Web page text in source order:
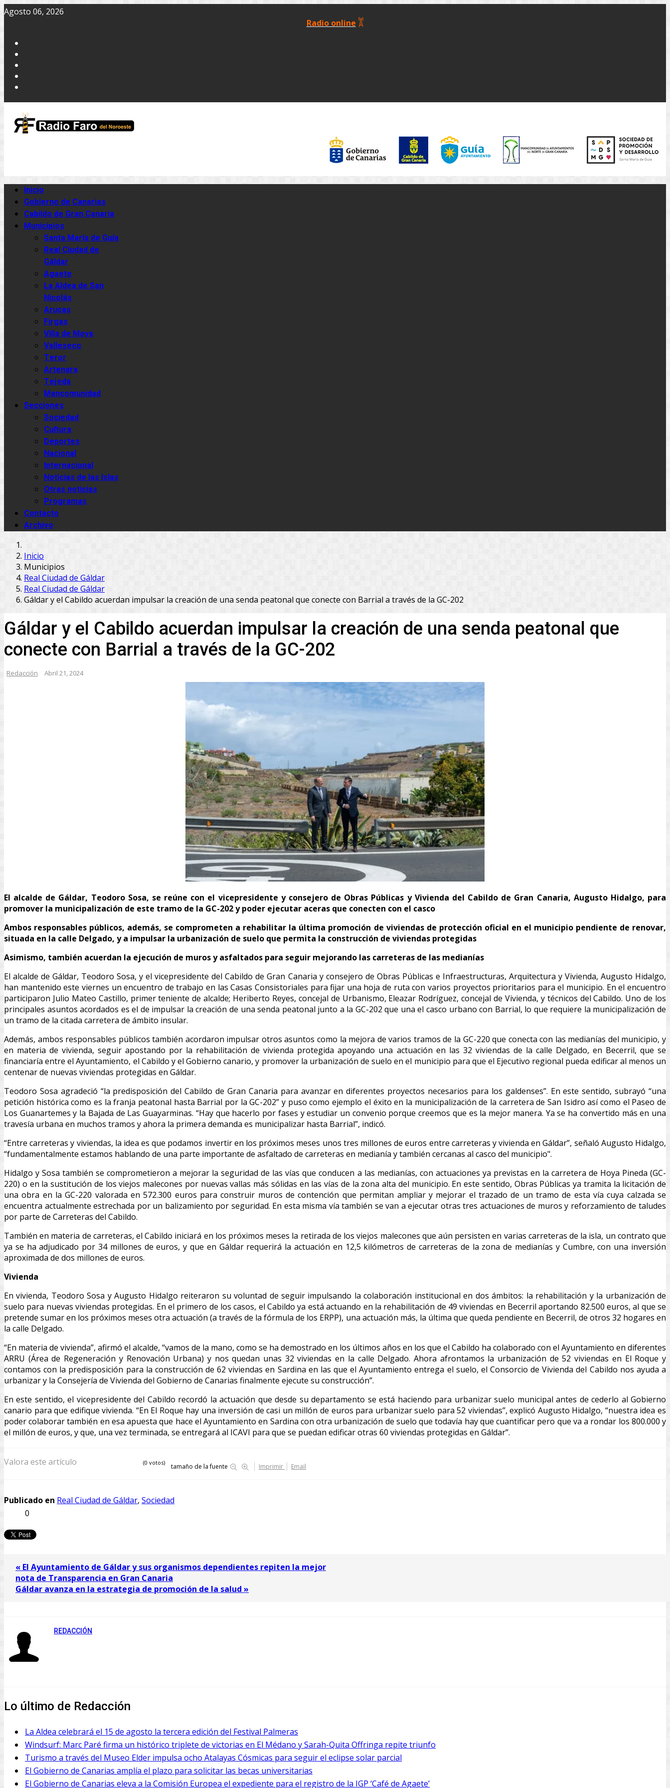
Agosto 06, 2026
Radio online
Inicio
Gobierno de Canarias
Cabildo de Gran Canaria
Municipios
Santa María de Guía
Real Ciudad de
Gáldar
Agaete
La Aldea de San
Nicolás
Arucas
Firgas
Villa de Moya
Valleseco
Teror
Artenara
Tejeda
Mancomunidad
Secciones
Sociedad
Cultura
Deportes
Nacional
Internacional
Noticias de las Islas
Otras noticias
Programas
Contacto
Archivo
Inicio
Municipios
Real Ciudad de Gáldar
Real Ciudad de Gáldar
Gáldar y el Cabildo acuerdan impulsar la creación de una senda peatonal que conecte con Barrial a través de la GC-202
Gáldar y el Cabildo acuerdan impulsar la creación de una senda peatonal que
conecte con Barrial a través de la GC-202
Redacción Abril 21, 2024
El alcalde de Gáldar, Teodoro Sosa, se reúne con el vicepresidente y consejero de Obras Públicas y Vivienda del Cabildo de Gran Canaria, Augusto Hidalgo, para
promover la municipalización de este tramo de la GC-202 y poder ejecutar aceras que conecten con el casco
Ambos responsables públicos, además, se comprometen a rehabilitar la última promoción de viviendas de protección oficial en el municipio pendiente de renovar,
situada en la calle Delgado, y a impulsar la urbanización de suelo que permita la construcción de viviendas protegidas
Asimismo, también acuerdan la ejecución de muros y asfaltados para seguir mejorando las carreteras de las medianías
El alcalde de Gáldar, Teodoro Sosa, y el vicepresidente del Cabildo de Gran Canaria y consejero de Obras Públicas e Infraestructuras, Arquitectura y Vivienda, Augusto Hidalgo,
han mantenido este viernes un encuentro de trabajo en las Casas Consistoriales para fijar una hoja de ruta con varios proyectos prioritarios para el municipio. En el encuentro
participaron Julio Mateo Castillo, primer teniente de alcalde; Heriberto Reyes, concejal de Urbanismo, Eleazar Rodríguez, concejal de Vivienda, y técnicos del Cabildo. Uno de los
principales asuntos acordados es el de impulsar la creación de una senda peatonal junto a la GC-202 que una el casco urbano con Barrial, lo que requiere la municipalización de
un tramo de la citada carretera de ámbito insular.
Además, ambos responsables públicos también acordaron impulsar otros asuntos como la mejora de varios tramos de la GC-220 que conecta con las medianías del municipio, y
en materia de vivienda, seguir apostando por la rehabilitación de vivienda protegida apoyando una actuación en las 32 viviendas de la calle Delgado, en Becerril, que se
financiaría entre el Ayuntamiento, el Cabildo y el Gobierno canario, y promover la urbanización de suelo en el municipio para que el Ejecutivo regional pueda edificar al menos un
centenar de nuevas viviendas protegidas en Gáldar.
Teodoro Sosa agradeció “la predisposición del Cabildo de Gran Canaria para avanzar en diferentes proyectos necesarios para los galdenses”. En este sentido, subrayó “una
petición histórica como es la franja peatonal hasta Barrial por la GC-202” y puso como ejemplo el éxito en la municipalización de la carretera de San Isidro así como el Paseo de
Los Guanartemes y la Bajada de Las Guayarminas. “Hay que hacerlo por fases y estudiar un convenio porque creemos que es la mejor manera. Ya se ha convertido más en una
travesía urbana en muchos tramos y ahora la primera demanda es municipalizar hasta Barrial”, indicó.
“Entre carreteras y viviendas, la idea es que podamos invertir en los próximos meses unos tres millones de euros entre carreteras y vivienda en Gáldar”, señaló Augusto Hidalgo,
“fundamentalmente estamos hablando de una parte importante de asfaltado de carreteras en medianía y también cercanas al casco del municipio".
Hidalgo y Sosa también se comprometieron a mejorar la seguridad de las vías que conducen a las medianías, con actuaciones ya previstas en la carretera de Hoya Pineda (GC-
220) o en la sustitución de los viejos malecones por nuevas vallas más sólidas en las vías de la zona alta del municipio. En este sentido, Obras Públicas ya tramita la licitación de
una obra en la GC-220 valorada en 572.300 euros para construir muros de contención que permitan ampliar y mejorar el trazado de un tramo de esta vía cuya calzada se
encuentra actualmente estrechada por un balizamiento por seguridad. En esta misma vía también se van a ejecutar otras tres actuaciones de muros y reforzamiento de taludes
por parte de Carreteras del Cabildo.
También en materia de carreteras, el Cabildo iniciará en los próximos meses la retirada de los viejos malecones que aún persisten en varias carreteras de la isla, un contrato que
ya se ha adjudicado por 34 millones de euros, y que en Gáldar requerirá la actuación en 12,5 kilómetros de carreteras de la zona de medianías y Cumbre, con una inversión
aproximada de dos millones de euros.
Vivienda
En vivienda, Teodoro Sosa y Augusto Hidalgo reiteraron su voluntad de seguir impulsando la colaboración institucional en dos ámbitos: la rehabilitación y la urbanización de
suelo para nuevas viviendas protegidas. En el primero de los casos, el Cabildo ya está actuando en la rehabilitación de 49 viviendas en Becerril aportando 82.500 euros, al que se
pretende sumar en los próximos meses otra actuación (a través de la fórmula de los ERPP), una actuación más, la última que queda pendiente en Becerril, de otros 32 hogares en
la calle Delgado.
“En materia de vivienda”, afirmó el alcalde, “vamos de la mano, como se ha demostrado en los últimos años en los que el Cabildo ha colaborado con el Ayuntamiento en diferentes
ARRU (Área de Regeneración y Renovación Urbana) y nos quedan unas 32 viviendas en la calle Delgado. Ahora afrontamos la urbanización de 52 viviendas en El Roque y
contamos con la predisposición para la construcción de 62 viviendas en Sardina en las que el Ayuntamiento entrega el suelo, el Consorcio de Vivienda del Cabildo nos ayuda a
urbanizar y la Consejería de Vivienda del Gobierno de Canarias finalmente ejecute su construcción”.
En este sentido, el vicepresidente del Cabildo recordó la actuación que desde su departamento se está haciendo para urbanizar suelo municipal antes de cederlo al Gobierno
canario para que edifique vivienda. “En El Roque hay una inversión de casi un millón de euros para urbanizar suelo para 52 viviendas”, explicó Augusto Hidalgo, “nuestra idea es
poder colaborar también en esa apuesta que hace el Ayuntamiento en Sardina con otra urbanización de suelo que todavía hay que cuantificar pero que va a rondar los 800.000 y
el millón de euros, y que, una vez terminada, se entregará al ICAVI para que se puedan edificar otras 60 viviendas protegidas en Gáldar”.
Valora este artículo (0 votos) tamaño de la fuente Imprimir Email
Publicado en Real Ciudad de Gáldar, Sociedad
0
« El Ayuntamiento de Gáldar y sus organismos dependientes repiten la mejor
nota de Transparencia en Gran Canaria
Gáldar avanza en la estrategia de promoción de la salud »
REDACCIÓN
Lo último de Redacción
La Aldea celebrará el 15 de agosto la tercera edición del Festival Palmeras
Windsurf: Marc Paré firma un histórico triplete de victorias en El Médano y Sarah-Quita Offringa repite triunfo
Turismo a través del Museo Elder impulsa ocho Atalayas Cósmicas para seguir el eclipse solar parcial
El Gobierno de Canarias amplía el plazo para solicitar las becas universitarias
El Gobierno de Canarias eleva a la Comisión Europea el expediente para el registro de la IGP ‘Café de Agaete’